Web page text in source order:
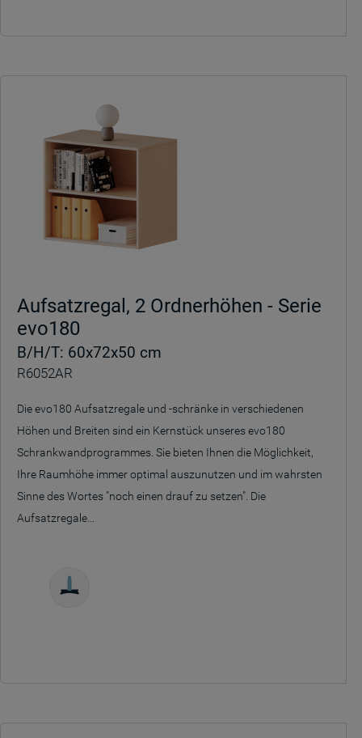
Aufsatzregal, 2 Ordnerhöhen - Serie
evo180
B/H/T: 60x72x50 cm
R6052AR
Die evo180 Aufsatzregale und -schränke in verschiedenen
Höhen und Breiten sind ein Kernstück unseres evo180
Schrankwandprogrammes. Sie bieten Ihnen die Möglichkeit,
Ihre Raumhöhe immer optimal auszunutzen und im wahrsten
Sinne des Wortes "noch einen drauf zu setzen". Die
Aufsatzregale...